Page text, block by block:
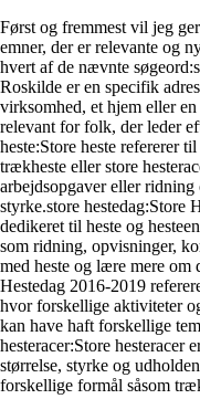
Først og fremmest vil jeg
emner, der er relevante og
hvert af de nævnte
Roskilde er en specifik
virksomhed, et hjem eller
relevant for folk, der leder
heste:Store heste refererer
trækheste eller store
arbejdsopgaver eller
styrke.store hestedag:Store
dedikeret til heste og
som ridning, opvisninger,
med heste og lære mere om
Hestedag 2016-2019
hvor forskellige aktiviteter
kan have haft forskellige
hesteracer:Store hesteracer
størrelse, styrke og
forskellige formål såsom